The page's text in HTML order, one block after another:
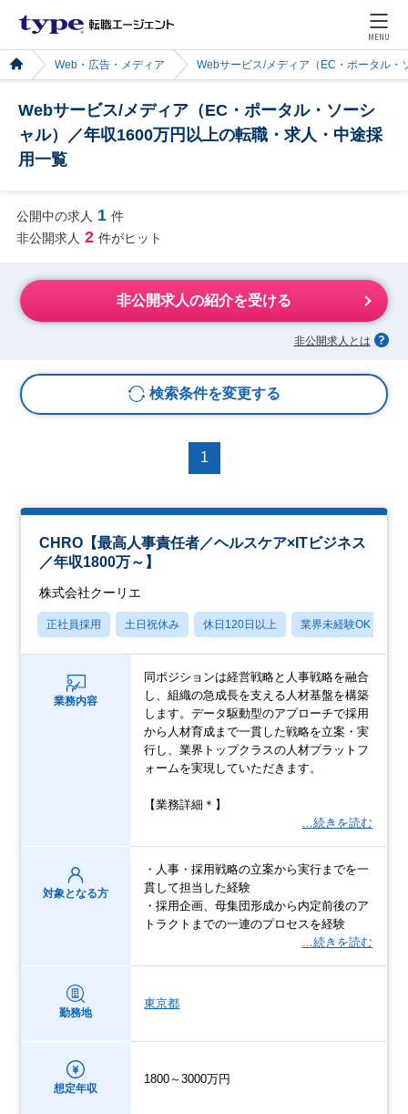
MENU
Web・広告・メディア Webサービス/メディア（EC・ポータル・
Webサービス/メディア（EC・ポータル・ソーシ
ャル）／年収1600万円以上の転職・求人・中途採
用一覧
公開中の求人 1 件
非公開求人 2 件がヒット
非公開求人の紹介を受ける
非公開求人とは
検索条件を変更する
1
CHRO【最高人事責任者／ヘルスケア×ITビジネス
／年収1800万～】
株式会社クーリエ
正社員採用 土日祝休み 休日120日以上 業界未経験OK
業務内容
同ポジションは経営戦略と人事戦略を融合
し、組織の急成長を支える人材基盤を構築
します。データ駆動型のアプローチで採用
から人材育成まで一貫した戦略を立案・実
行し、業界トップクラスの人材プラットフ
ォームを実現していただきます。
【業務詳細＊】
…続きを読む
対象となる方
・人事・採用戦略の立案から実行までを一
貫して担当した経験
・採用企画、母集団形成から内定前後のア
トラクトまでの一連のプロセスを経験
…続きを読む
勤務地
東京都
想定年収
1800～3000万円